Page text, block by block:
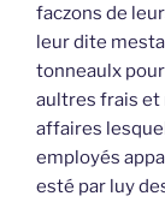
faczons de
leur dite
tonneaulx
aultres frais et
affaires
employés
esté par luy